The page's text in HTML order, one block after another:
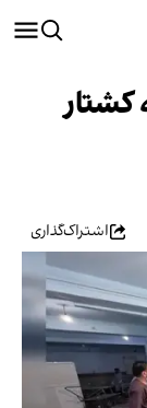
کشتار
اشتراک‌گذاری